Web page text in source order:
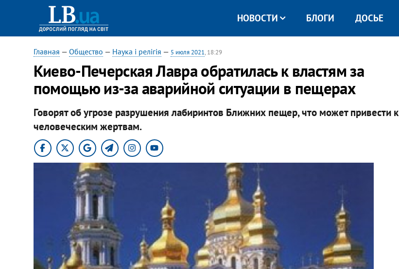
НОВОСТИ БЛОГИ ДОСЬЕ
Главная — Общество — Наука і релігія — 5 июля 2021, 18:29
Киево-Печерская Лавра обратилась к властям за
помощью из-за аварийной ситуации в пещерах
Говорят об угрозе разрушения лабиринтов Ближних пещер, что может привести к
человеческим жертвам.